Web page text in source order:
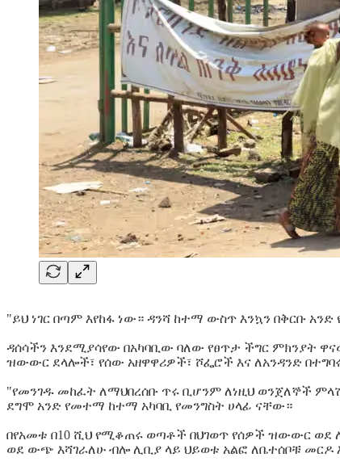
"ይህ ነገር በጣም እየከፋ ነው። ዳንሻ ከተማ ውስጥ እንኳን በቅርቡ
ዳሰሳችን እንደሚያሳየው በአካባቢው ባለው የፀጥታ ችግር ምክንያት
ዝውውር ደላሎች፣ የሰው አዘዋዋሪዎች፣ ሾፌሮች እና ለአንዳንድ
"የመንገዱ መከፈት ለማህበረሰቡ ጥሩ ቢሆንም ለነዚህ ወንጀለኞች
ደግሞ አንድ የመተማ ከተማ አካባቢ የመንግስት ሀላፊ ናቸው።
በየአመቱ በ10 ሺህ የሚቆጠሩ ወጣቶች በህገወጥ የሰዎች ዝውውር ወደ
ወደ ውጭ እሻገራለሁ ብሎ ሊቢያ ላይ ህይወቱ አልፎ ለቤተሰቦቹ መርዶ